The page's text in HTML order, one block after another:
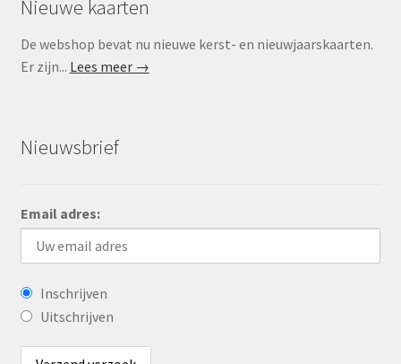
Nieuwe kaarten
De webshop bevat nu nieuwe kerst- en nieuwjaarskaarten.
Er zijn... Lees meer →
Nieuwsbrief
Email adres:
Inschrijven
Uitschrijven